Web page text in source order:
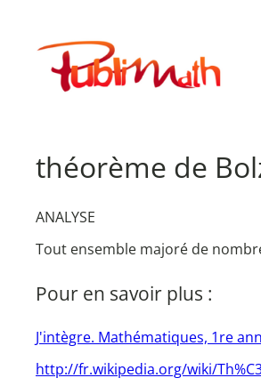
contenuPublimath
théorème de
ANALYSE
Tout ensemble majoré de
Pour en savoir plus :
J'intègre. Mathématiques, 1re
http://fr.wikipedia.org/wiki/